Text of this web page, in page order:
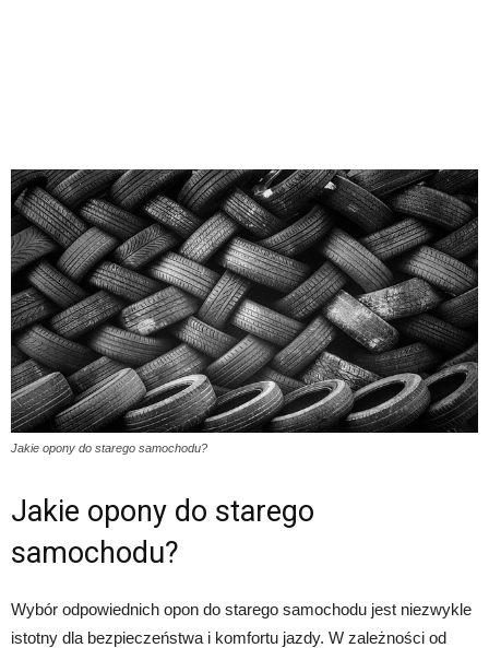
Jakie opony do starego samochodu?
Jakie opony do starego
samochodu?
Wybór odpowiednich opon do starego samochodu jest niezwykle
istotny dla bezpieczeństwa i komfortu jazdy. W zależności od